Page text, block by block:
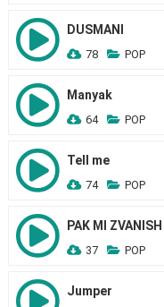
DUSMANI
78 POP
Manyak
64 POP
Tell me
74 POP
PAK MI ZVANISH
37 POP
Jumper